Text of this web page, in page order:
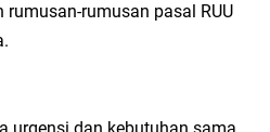
rumusan pasal RUU